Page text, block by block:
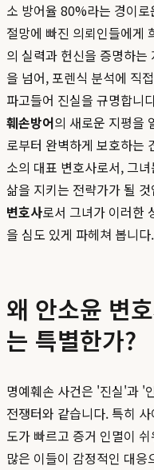
소 방어율 80%라는 경이
절망에 빠진 의뢰인들에게
의 실력과 헌신을 증명하
을 넘어, 포렌식 분석에 직
파고들어 진실을 규명합니
훼손방어의 새로운 지평을
로부터 완벽하게 보호하는
소의 대표 변호사로서, 그
삶을 지키는 전략가가 될
변호사로서 그녀가 이러한
을 심도 있게 파헤쳐 봅니다.
왜 안소윤 변
는 특별한가?
명예훼손 사건은 '진실'과 '
전쟁터와 같습니다. 특히
도가 빠르고 증거 인멸이
많은 이들이 감정적인 대